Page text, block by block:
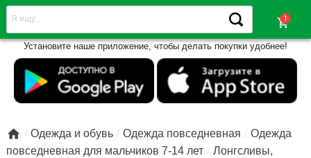
shopping_cart
Установите наше приложение, чтобы делать покупки удобнее!
 Одежда и обувь Одежда повседневная
Одежда
повседневная для мальчиков 7-14 лет
Лонгсливы,